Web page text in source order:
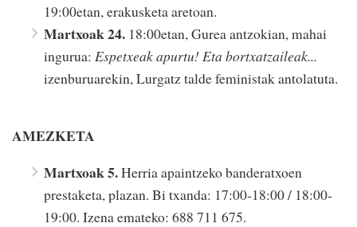
19:00etan, erakusketa aretoan.
Martxoak 24. 18:00etan, Gurea antzokian, mahai
ingurua: Espetxeak apurtu! Eta bortxatzaileak...
izenburuarekin, Lurgatz talde feministak antolatuta.
AMEZKETA
Martxoak 5.Herria apaintzeko banderatxoen
prestaketa, plazan. Bi txanda: 17:00-18:00 / 18:00-
19:00. Izena emateko: 688 711 675.